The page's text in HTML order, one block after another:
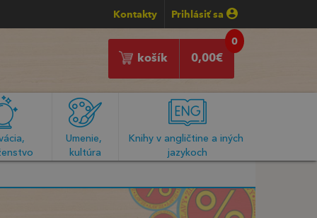
Kontakty Prihlásiť sa
0
0,00€
košík
Umenie,
kultúra
Knihy v angličtine a iných
jazykoch